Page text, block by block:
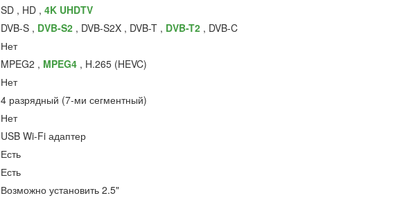
SD , HD , 4K UHDTV
DVB-S , DVB-S2 , DVB-S2X , DVB-T , DVB-T2 , DVB-C
Нет
MPEG2 , MPEG4 , H.265 (HEVC)
Нет
4 разрядный (7-ми сегментный)
Нет
USB Wi-Fi адаптер
Есть
Есть
Возможно установить 2.5"